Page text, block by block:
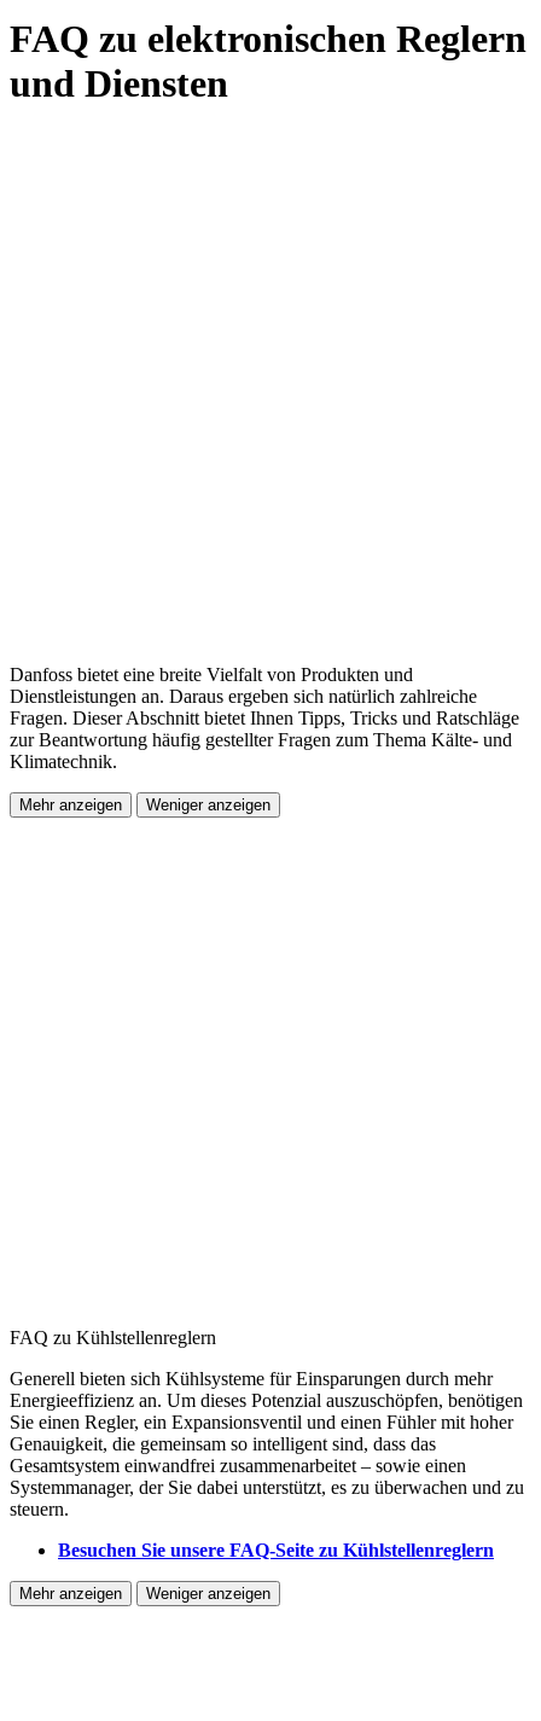
FAQ zu elektronischen Reglern
und Diensten
Danfoss bietet eine breite Vielfalt von Produkten und
Dienstleistungen an. Daraus ergeben sich natürlich zahlreiche
Fragen. Dieser Abschnitt bietet Ihnen Tipps, Tricks und Ratschläge
zur Beantwortung häufig gestellter Fragen zum Thema Kälte- und
Klimatechnik.
Mehr anzeigen Weniger anzeigen
FAQ zu Kühlstellenreglern
Generell bieten sich Kühlsysteme für Einsparungen durch mehr
Energieeffizienz an. Um dieses Potenzial auszuschöpfen, benötigen
Sie einen Regler, ein Expansionsventil und einen Fühler mit hoher
Genauigkeit, die gemeinsam so intelligent sind, dass das
Gesamtsystem einwandfrei zusammenarbeitet – sowie einen
Systemmanager, der Sie dabei unterstützt, es zu überwachen und zu
steuern.
Besuchen Sie unsere FAQ-Seite zu Kühlstellenreglern
Mehr anzeigen Weniger anzeigen